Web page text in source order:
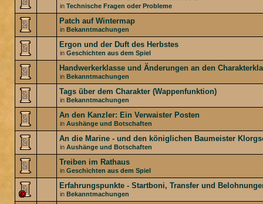
in Technische Fragen oder Probleme
Patch auf Wintermap
in Bekanntmachungen
Ergon und der Duft des Herbstes
in Geschichten aus dem Spiel
Handwerkerklasse und Änderungen an den
in Bekanntmachungen
Tags über dem Charakter (Wappenfunktion)
in Bekanntmachungen
An den Kanzler: Ein Verwaister Posten
in Aushänge und Botschaften
An die Marine - und den königlichen Baumeister
in Aushänge und Botschaften
Treiben im Rathaus
in Geschichten aus dem Spiel
Erfahrungspunkte - Startboni, Transfer und
in Bekanntmachungen